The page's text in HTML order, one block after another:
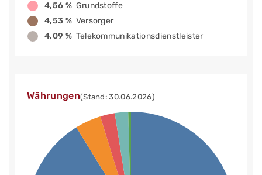
4,56 % Grundstoffe
4,53 % Versorger
4,09 % Telekommunikationsdienstleister
Währungen(Stand: 30.06.2026)